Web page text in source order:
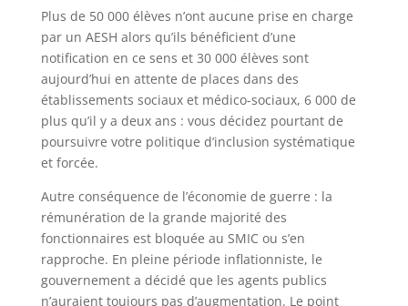
Plus de 50 000 élèves n’ont aucune prise en charge
par un AESH alors qu’ils bénéficient d’une
notification en ce sens et 30 000 élèves sont
aujourd’hui en attente de places dans des
établissements sociaux et médico-sociaux, 6 000 de
plus qu’il y a deux ans : vous décidez pourtant de
poursuivre votre politique d’inclusion systématique
et forcée.
Autre conséquence de l’économie de guerre : la
rémunération de la grande majorité des
fonctionnaires est bloquée au SMIC ou s’en
rapproche. En pleine période inflationniste, le
gouvernement a décidé que les agents publics
n’auraient toujours pas d’augmentation. Le point